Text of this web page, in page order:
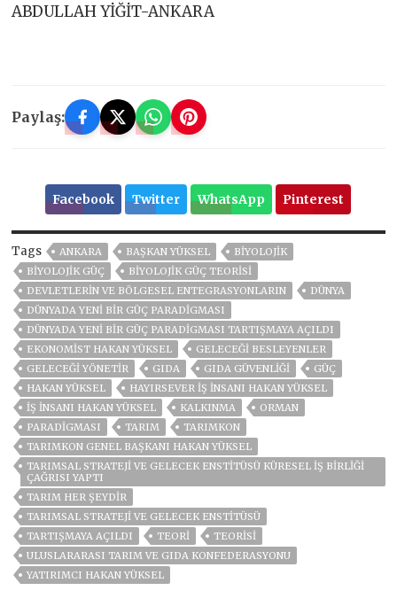
ABDULLAH YİĞİT-ANKARA
Paylaş:
Facebook Twitter WhatsApp Pinterest
Tags ANKARA BAŞKAN YÜKSEL
BİYOLOJİK
BIYOLOJIK GÜÇ
BİYOLOJİK GÜÇ TEORİSİ
DEVLETLERIN VE BÖLGESEL ENTEGRASYONLARIN
DÜNYA
DÜNYADA YENİ BİR GÜÇ PARADİGMASI
DÜNYADA YENİ BİR GÜÇ PARADİGMASI TARTIŞMAYA AÇILDI
EKONOMIST HAKAN YÜKSEL
GELECEĞİ BESLEYENLER
GELECEĞİ YÖNETİR
GIDA GIDA GÜVENLIĞI
GÜÇ
HAKAN YÜKSEL
HAYIRSEVER IŞ INSANI HAKAN YÜKSEL
IŞ INSANI HAKAN YÜKSEL
KALKINMA
ORMAN
PARADİGMASI
TARIM
TARIMKON
TARIMKON GENEL BAŞKANI HAKAN YÜKSEL
TARIMSAL STRATEJİ VE GELECEK ENSTİTÜSÜ KÜRESEL İŞ BİRLİĞİ
ÇAĞRISI YAPTI
TARIM HER ŞEYDIR
TARIMSAL STRATEJI VE GELECEK ENSTITÜSÜ
TARTIŞMAYA AÇILDI
TEORI
TEORİSİ
ULUSLARARASI TARIM VE GIDA KONFEDERASYONU
YATIRIMCI HAKAN YÜKSEL